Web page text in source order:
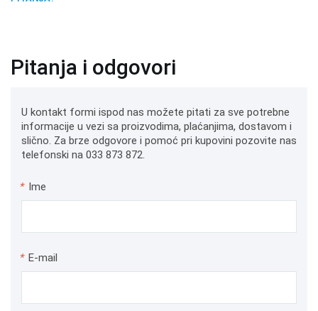
Pitanja i odgovori
U kontakt formi ispod nas možete pitati za sve potrebne
informacije u vezi sa proizvodima, plaćanjima, dostavom i
slično. Za brze odgovore i pomoć pri kupovini pozovite nas
telefonski na 033 873 872.
* Ime
* E-mail